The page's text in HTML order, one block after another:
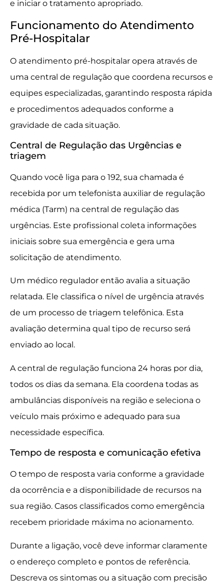
e iniciar o tratamento apropriado.
Funcionamento do Atendimento
Pré-Hospitalar
O atendimento pré-hospitalar opera através de
uma central de regulação que coordena recursos e
equipes especializadas, garantindo resposta rápida
e procedimentos adequados conforme a
gravidade de cada situação.
Central de Regulação das Urgências e
triagem
Quando você liga para o 192, sua chamada é
recebida por um telefonista auxiliar de regulação
médica (Tarm) na central de regulação das
urgências. Este profissional coleta informações
iniciais sobre sua emergência e gera uma
solicitação de atendimento.
Um médico regulador então avalia a situação
relatada. Ele classifica o nível de urgência através
de um processo de triagem telefônica. Esta
avaliação determina qual tipo de recurso será
enviado ao local.
A central de regulação funciona 24 horas por dia,
todos os dias da semana. Ela coordena todas as
ambulâncias disponíveis na região e seleciona o
veículo mais próximo e adequado para sua
necessidade específica.
Tempo de resposta e comunicação efetiva
O tempo de resposta varia conforme a gravidade
da ocorrência e a disponibilidade de recursos na
sua região. Casos classificados como emergência
recebem prioridade máxima no acionamento.
Durante a ligação, você deve informar claramente
o endereço completo e pontos de referência.
Descreva os sintomas ou a situação com precisão